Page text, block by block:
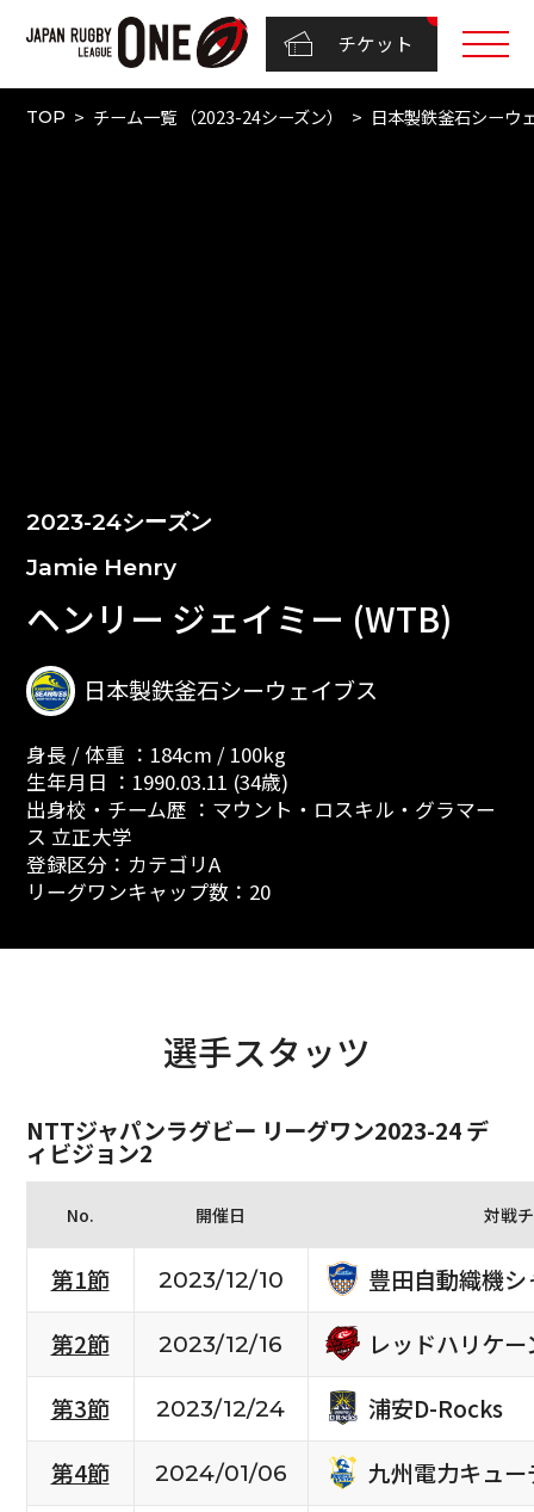
チケット
TOP チーム一覧 （2023-24シーズン） 日本製鉄釜石シーウ
2023-24シーズン
Jamie Henry
ヘンリー ジェイミー (WTB)
日本製鉄釜石シーウェイブス
身長 / 体重 ：184cm / 100kg
生年月日 ：1990.03.11 (34歳)
出身校・チーム歴 ：マウント・ロスキル・グラマー
ス 立正大学
登録区分：カテゴリA
リーグワンキャップ数：20
選手スタッツ
NTTジャパンラグビー リーグワン2023-24 デ
ィビジョン2
No. 開催日 対戦
第1節 2023/12/10
豊田自動織機
第2節
2023/12/16
レッドハリケ
第3節
2023/12/24
浦安D-Rocks
第4節
2024/01/06
九州電力キュ